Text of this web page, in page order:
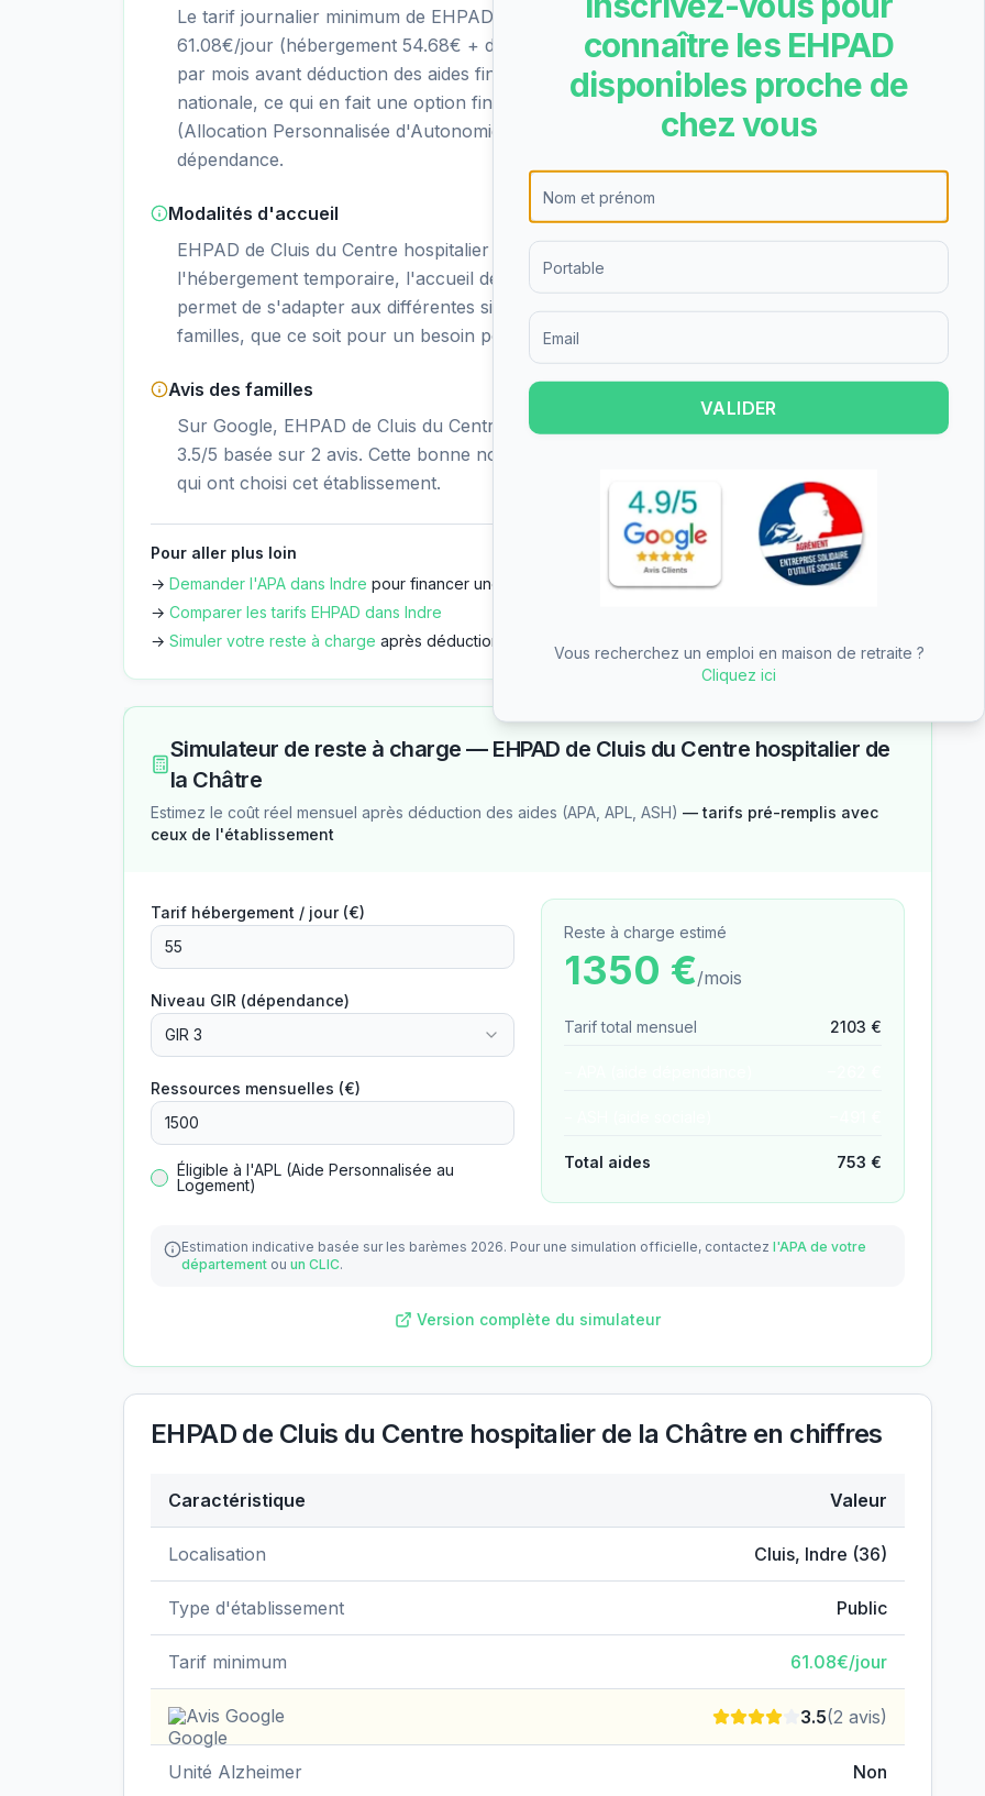
Le tarif journalier minimum de EHPAD de Cluis du Centre hospitalier de la Châtre est de
61.08€/jour (hébergement 54.68€ + dépendance GIR 5/6 6.40€), soit environ 1863€
par mois avant déduction des aides financières. Ce tarif est inférieur à la moyenne
nationale, ce qui en fait une option financièrement accessible dans le Indre. L'APA
(Allocation Personnalisée d'Autonomie) peut couvrir une partie significative du tarif
dépendance.
Modalités d'accueil
EHPAD de Cluis du Centre hospitalier de la Châtre propose l'hébergement permanent,
l'hébergement temporaire, l'accueil de jour, l'accueil de nuit. Cette diversité d'offres
permet de s'adapter aux différentes situations des personnes âgées et de leurs
familles, que ce soit pour un besoin permanent ou un répit temporaire.
Avis des familles
Sur Google, EHPAD de Cluis du Centre hospitalier de la Châtre obtient une note de
3.5/5 basée sur 2 avis. Cette bonne note reflète une satisfaction globale des familles
qui ont choisi cet établissement.
Pour aller plus loin
→ Demander l'APA dans Indre pour financer une partie du tarif dépendance
→ Comparer les tarifs EHPAD dans Indre
→ Simuler votre reste à charge après déduction des aides
Simulateur de reste à charge — EHPAD de Cluis du Centre hospitalier de
la Châtre
Estimez le coût réel mensuel après déduction des aides (APA, APL, ASH) — tarifs pré-remplis avec
ceux de l'établissement
Tarif hébergement / jour (€)
Niveau GIR (dépendance)
GIR 3
Ressources mensuelles (€)
Éligible à l'APL (Aide Personnalisée au
Logement)
Reste à charge estimé
1350 €/mois
Tarif total mensuel 2103 €
Total aides 753 €
Estimation indicative basée sur les barèmes 2026. Pour une simulation officielle, contactez l'APA de votre
département ou un CLIC.
Version complète du simulateur
EHPAD de Cluis du Centre hospitalier de la Châtre en chiffres
Caractéristique Valeur
Localisation Cluis, Indre (36)
Type d'établissement Public
Tarif minimum 61.08€/jour
Avis Google 3.5(2 avis)
Unité Alzheimer Non
connaître les EHPAD
disponibles proche de
chez vous
VALIDER
Vous recherchez un emploi en maison de retraite ?
Cliquez ici